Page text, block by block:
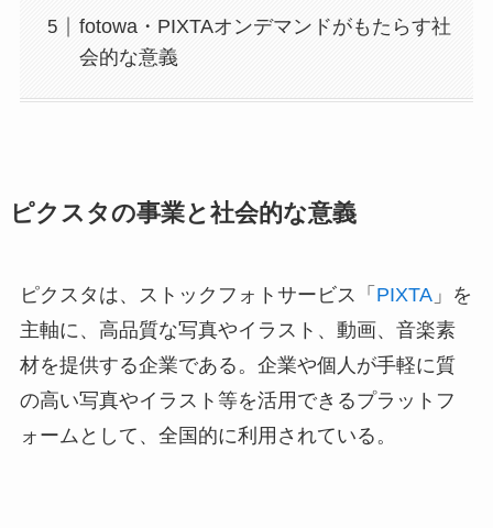
fotowa・PIXTAオンデマンドがもたらす社
会的な意義
ピクスタの事業と社会的な意義
ピクスタは、ストックフォトサービス「 PIXTA」を
主軸に、高品質な写真やイラスト、動画、音楽素
材を提供する企業である。企業や個人が手軽に質
の高い写真やイラスト等を活用できるプラットフ
ォームとして、全国的に利用されている。